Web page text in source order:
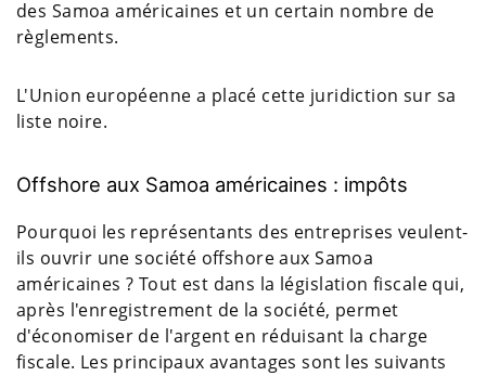
des Samoa américaines et un certain nombre de
règlements.
L'Union européenne a placé cette juridiction sur sa
liste noire.
Offshore aux Samoa américaines : impôts
Pourquoi les représentants des entreprises veulent-
ils ouvrir une société offshore aux Samoa
américaines ? Tout est dans la législation fiscale qui,
après l'enregistrement de la société, permet
d'économiser de l'argent en réduisant la charge
fiscale. Les principaux avantages sont les suivants